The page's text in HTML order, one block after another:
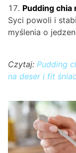
Pudding chia
Syci powoli i
myślenia o
Czytaj: Pudding
na deser i fit